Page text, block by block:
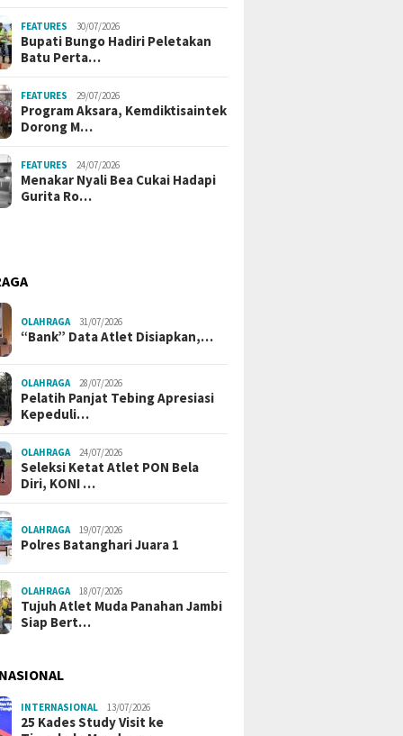
FEATURES 30/07/2026
Bupati Bungo Hadiri Peletakan
Batu Perta…
FEATURES 29/07/2026
Program Aksara, Kemdiktisaintek
Dorong M…
FEATURES 24/07/2026
Menakar Nyali Bea Cukai Hadapi
Gurita Ro…
OLAHRAGA 31/07/2026
“Bank” Data Atlet Disiapkan,…
OLAHRAGA 28/07/2026
Pelatih Panjat Tebing Apresiasi
Kepeduli…
OLAHRAGA 24/07/2026
Seleksi Ketat Atlet PON Bela
Diri, KONI …
OLAHRAGA 19/07/2026
Polres Batanghari Juara 1
OLAHRAGA 18/07/2026
Tujuh Atlet Muda Panahan Jambi
Siap Bert…
INTERNASIONAL 13/07/2026
25 Kades Study Visit ke